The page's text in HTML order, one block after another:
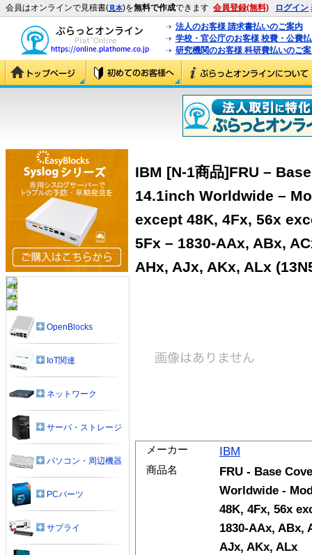
会員はオンラインで見積書(見本)を無料で作成できます 会員登録(無料) ログイン
法人のお客様 請求書払いのご案内
学校・官公庁のお客様 校費・公費
研究機関のお客様 科研費払いのご
IBM [N-1商品]FRU –
14.1inch Worldwide –
except 48K, 4Fx, 56x
5Fx – 1830-AAx, ABx,
AHx, AJx, AKx, ALx
メーカー IBM
商品名
FRU - Base
Worldwide -
48K, 4Fx, 56x
1830-AAx, ABx,
AJx, AKx, ALx
OpenBlocks
IoT関連
ネットワーク
サーバ・ストレージ
パソコン・周辺機器
PCパーツ
サプライ